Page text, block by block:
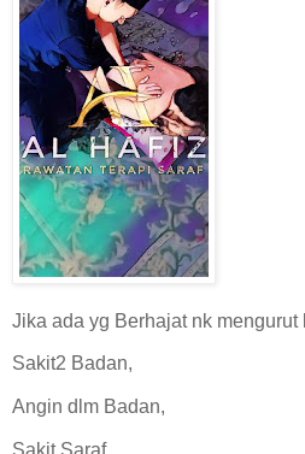
Jika ada yg Berhajat nk mengurut
Sakit2 Badan,
Angin dlm Badan,
Sakit Saraf,